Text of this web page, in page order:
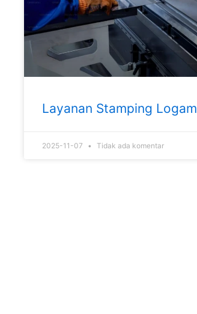
Layanan Stamping Logam
2025-11-07 Tidak ada komentar